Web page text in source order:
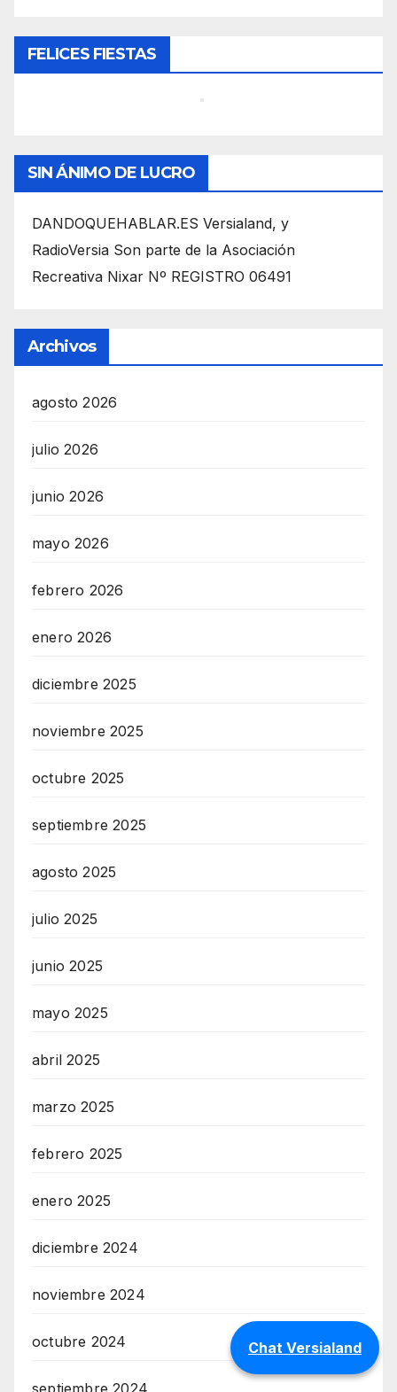
Chat Versialand
FELICES FIESTAS
SIN ÁNIMO DE LUCRO
DANDOQUEHABLAR.ES Versialand, y
RadioVersia Son parte de la Asociación
Recreativa Nixar Nº REGISTRO 06491
Archivos
agosto 2026
julio 2026
junio 2026
mayo 2026
febrero 2026
enero 2026
diciembre 2025
noviembre 2025
octubre 2025
septiembre 2025
agosto 2025
julio 2025
junio 2025
mayo 2025
abril 2025
marzo 2025
febrero 2025
enero 2025
diciembre 2024
noviembre 2024
octubre 2024